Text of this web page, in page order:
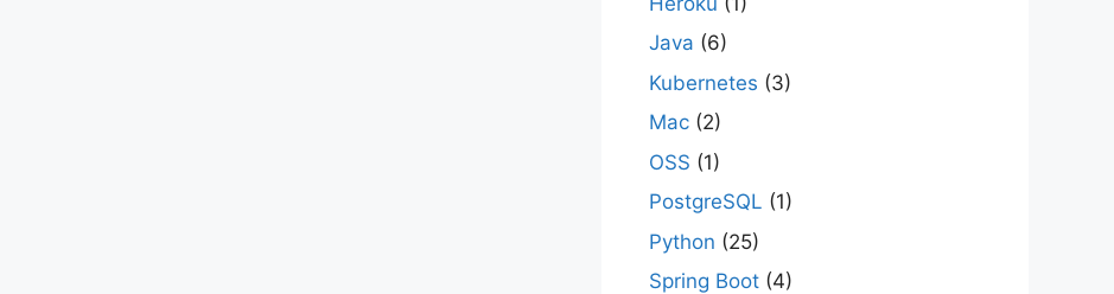
Java (6)
Kubernetes (3)
Mac (2)
OSS (1)
PostgreSQL (1)
Python (25)
Spring Boot (4)